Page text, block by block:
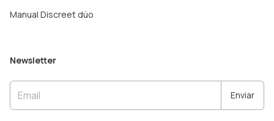
Manual Discreet dúo
Newsletter